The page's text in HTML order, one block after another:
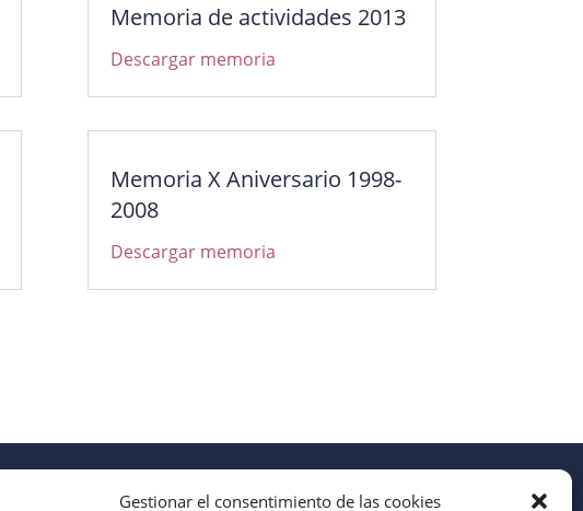
Gestionar el consentimiento de las cookies
Memoria de actividades 2013
Descargar memoria
Memoria X Aniversario 1998-
2008
Descargar memoria